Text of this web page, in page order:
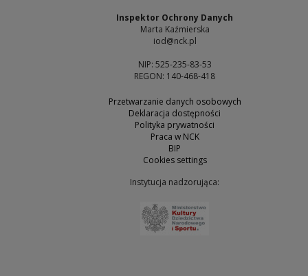
Inspektor Ochrony Danych
Marta Kaźmierska
iod@nck.pl
NIP: 525-235-83-53
REGON: 140-468-418
Przetwarzanie danych osobowych
Deklaracja dostępności
Polityka prywatności
Praca w NCK
BIP
Cookies settings
Instytucja nadzorująca: